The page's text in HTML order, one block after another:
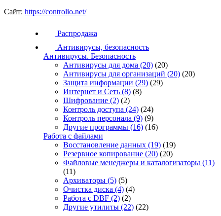
Сайт: https://controlio.net/
Распродажа
Антивирусы, безопасность
Антивирусы. Безопасность
Антивирусы для дома (20) (20)
Антивирусы для организаций (20) (20)
Защита информации (29) (29)
Интернет и Сеть (8) (8)
Шифрование (2) (2)
Контроль доступа (24) (24)
Контроль персонала (9) (9)
Другие программы (16) (16)
Работа с файлами
Восстановление данных (19) (19)
Резервное копирование (20) (20)
Файловые менеджеры и каталогизаторы (11)
(11)
Архиваторы (5) (5)
Очистка диска (4) (4)
Работа с DBF (2) (2)
Другие утилиты (22) (22)